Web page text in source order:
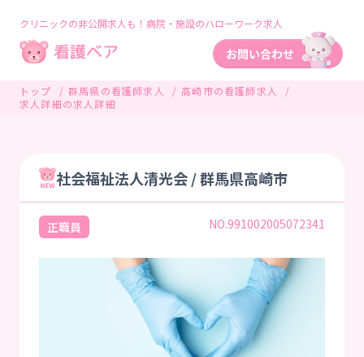
クリニックの非公開求人も！病院・施設のハローワーク求人
トップ 群馬県の看護師求人
高崎市の看護師求人
求人詳細の求人詳細
社会福祉法人清光会 / 群馬県高崎市
正職員 NO.991002005072341